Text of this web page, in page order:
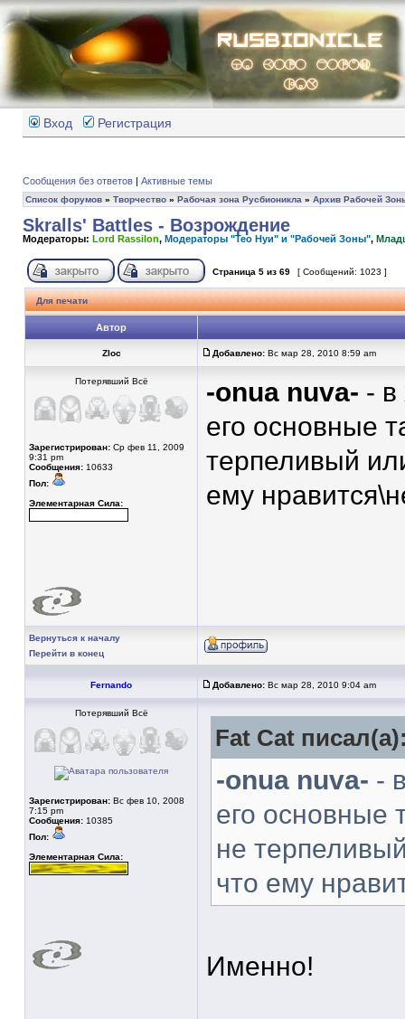
Вход Регистрация
Сообщения без ответов | Активные темы
Список форумов » Творчество » Рабочая зона Русбионикла » Архив Рабочей
Skralls' Battles - Возрождение
Модераторы: Lord Rassilon, Модераторы "Тео Нуи" и "Рабочей Зоны",
Страница 5 из 69 [ Сообщений: 1023 ]
Для печати
Автор
Zloc Добавлено: Вс мар 28, 2010 8:59 am
Потерявший Всё
Зарегистрирован: Ср фев 11, 2009
9:31 pm
Сообщения: 10633
Пол:
Элементарная Сила:
-onua nuva- -
его основные
терпеливый
ему
Вернуться к началу
Перейти в конец
Fernando Добавлено: Вс мар 28, 2010 9:04 am
Потерявший Всё
Зарегистрирован: Вс фев 10, 2008
7:15 pm
Сообщения: 10385
Пол:
Элементарная Сила:
Fat Cat
-onua nuva- -
его основные
не
что ему
Именно!